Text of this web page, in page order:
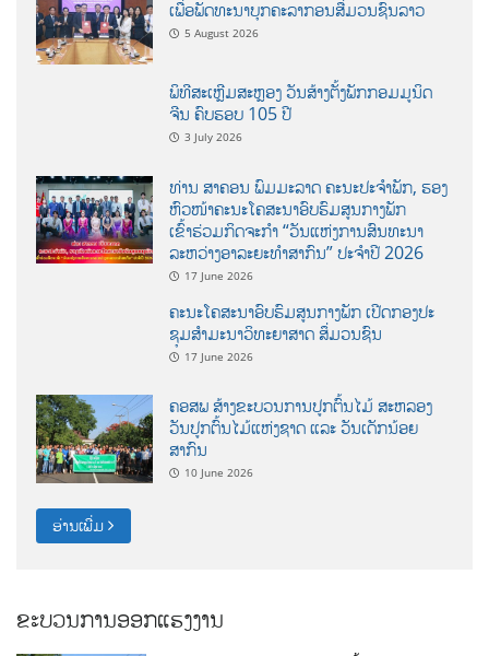
ເພື່ອພັດທະນາບຸກຄະລາກອນສື່ມວນຊົນລາວ
5 August 2026
ພິທີສະເຫຼີມສະຫຼອງ ວັນສ້າງຕັ້ງພັກກອມມູນິດ
ຈີນ ຄົບຮອບ 105 ປີ
3 July 2026
ທ່ານ ສາຄອນ ພົມມະລາດ ຄະນະປະຈໍາພັກ, ຮອງ
ຫົວໜ້າຄະນະໂຄສະນາອົບຮົມສູນກາງພັກ
ເຂົ້າຮ່ວມກິດຈະກຳ “ວັນແຫ່ງການສົນທະນາ
ລະຫວ່າງອາລະຍະທຳສາກົນ” ປະຈຳປີ 2026
17 June 2026
ຄະນະໂຄສະນາອົບຮົມສູນກາງພັກ ເປີດກອງປະ
ຊຸມສຳມະນາວິທະຍາສາດ ສຶ່ມວນຊົນ
17 June 2026
ຄອສພ ສ້າງຂະບວນການປູກຕົ້ນໄມ້ ສະຫລອງ
ວັນປູກຕົ້ນໄມ້ແຫ່ງຊາດ ແລະ ວັນເດັກນ້ອຍ
ສາກົນ
10 June 2026
ອ່ານເພີ່ມ
ຂະບວນການອອກແຮງງານ